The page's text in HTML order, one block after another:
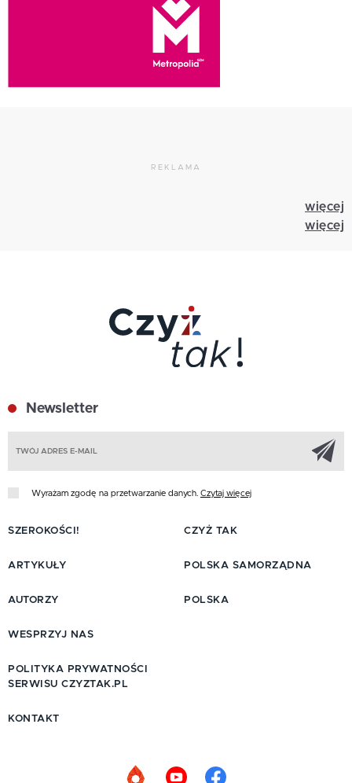
REKLAMA
więcej
więcej
Newsletter
Wyrażam zgodę na przetwarzanie danych. Czytaj więcej
SZEROKOŚCI!
ARTYKUŁY
AUTORZY
CZYŻ TAK
POLSKA SAMORZĄDNA
POLSKA
WESPRZYJ NAS
POLITYKA PRYWATNOŚCI
SERWISU CZYZTAK.PL
KONTAKT